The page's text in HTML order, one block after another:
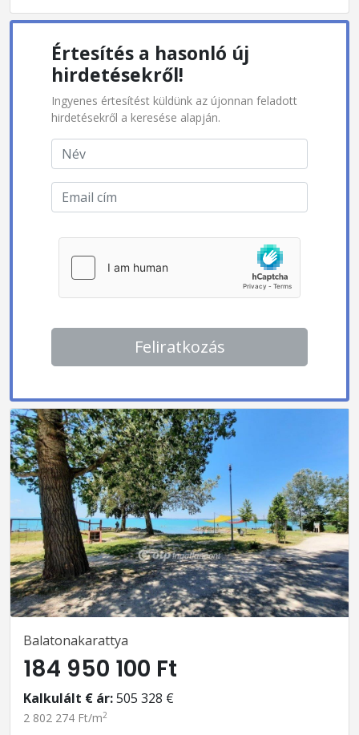
Értesítés a hasonló új
hirdetésekről!
Ingyenes értesítést küldünk az újonnan feladott
hirdetésekről a keresése alapján.
Feliratkozás
Balatonakarattya
184 950 100 Ft
Kalkulált € ár:505 328 €
2 802 274 Ft/m2